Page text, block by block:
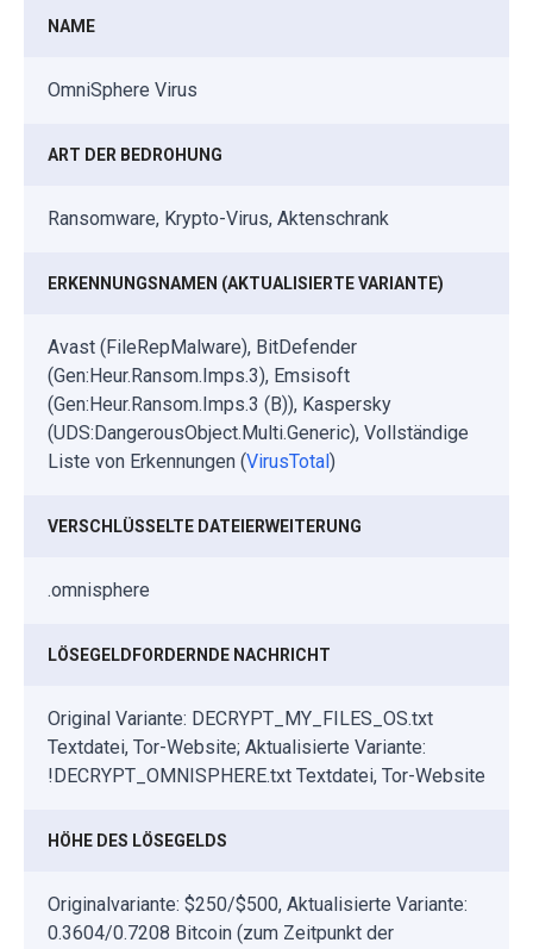
NAME
OmniSphere Virus
ART DER BEDROHUNG
Ransomware, Krypto-Virus, Aktenschrank
ERKENNUNGSNAMEN (AKTUALISIERTE VARIANTE)
Avast (FileRepMalware), BitDefender
(Gen:Heur.Ransom.Imps.3), Emsisoft
(Gen:Heur.Ransom.Imps.3 (B)), Kaspersky
(UDS:DangerousObject.Multi.Generic), Vollständige
Liste von Erkennungen (VirusTotal )
VERSCHLÜSSELTE DATEIERWEITERUNG
.omnisphere
LÖSEGELDFORDERNDE NACHRICHT
Original Variante: DECRYPT_MY_FILES_OS.txt
Textdatei, Tor-Website; Aktualisierte Variante:
!DECRYPT_OMNISPHERE.txt Textdatei, Tor-Website
HÖHE DES LÖSEGELDS
Originalvariante: $250/$500, Aktualisierte Variante:
0.3604/0.7208 Bitcoin (zum Zeitpunkt der